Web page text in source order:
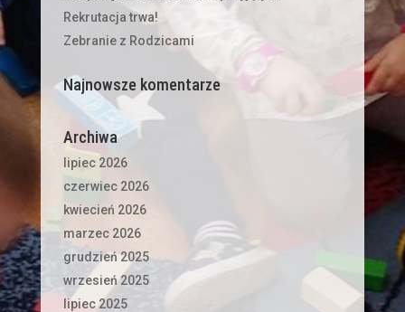
Rekrutacja trwa!
Zebranie z Rodzicami
Najnowsze komentarze
Archiwa
lipiec 2026
czerwiec 2026
kwiecień 2026
marzec 2026
grudzień 2025
wrzesień 2025
lipiec 2025